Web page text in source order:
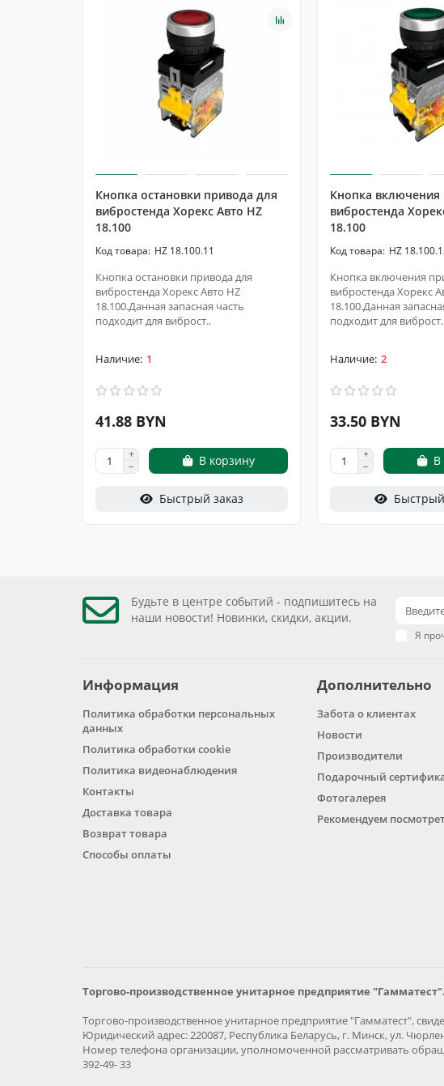
Кнопка остановки привода для
вибростенда Хорекс Авто HZ
18.100
HZ 18.100.11
Кнопка остановки привода для
вибростенда Хорекс Авто HZ
18.100.Данная запасная часть
подходит для виброст..
1
41.88 BYN
В корзину
Быстрый заказ
Кнопка включения
вибростенда
18.100
HZ
Кнопка включения
вибростенда Хорекс
18.100.Данная
подходит для
2
33.50 BYN
В
Будьте в центре событий - подпишитесь на
наши новости! Новинки, скидки, акции.
Я
Информация
Политика обработки персональных
данных
Политика обработки cookie
Политика видеонаблюдения
Контакты
Доставка товара
Возврат товара
Способы оплаты
Дополнительно
Забота о клиентах
Новости
Производители
Подарочный
Фотогалерея
Рекомендуем
Торгово-производственное унитарное предприятие "Гамматест".
Торгово-производственное унитарное предприятие "Гамматест",
Юридический адрес: 220087, Республика Беларусь, г. Минск, ул.
Номер телефона организации, уполномоченной рассматривать
392-49- 33